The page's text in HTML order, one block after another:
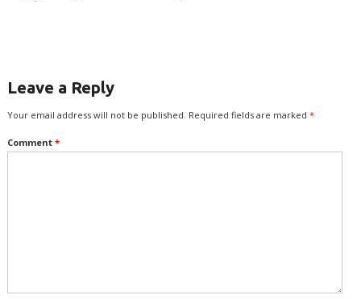
Leave a Reply
Your email address will not be published. Required fields are marked *
Comment *